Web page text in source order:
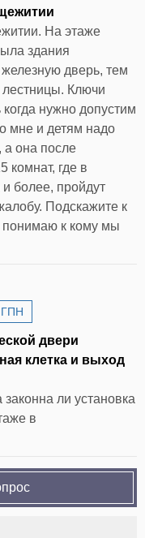
На этаже
здания
дверь, тем
Ключи
нужно допустим
мне и детям надо
а она после
комнат, где в
более, пройдут
Подскажите к
понимаю к кому мы
ГПН
двери
клетка и выход
ли установка
в